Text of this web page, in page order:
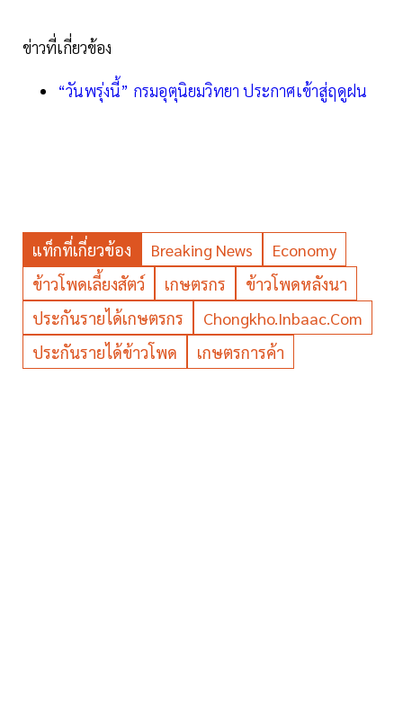
ข่าวที่เกี่ยวข้อง
“วันพรุ่งนี้” กรมอุตุนิยมวิทยา ประกาศเข้าสู่ฤดูฝน
แท็กที่เกี่ยวข้อง Breaking News
Economy
ข้าวโพดเลี้ยงสัตว์
เกษตรกร
ข้าวโพดหลังนา
ประกันรายได้เกษตรกร
Chongkho.inbaac.com
ประกันรายได้ข้าวโพด
เกษตรการค้า